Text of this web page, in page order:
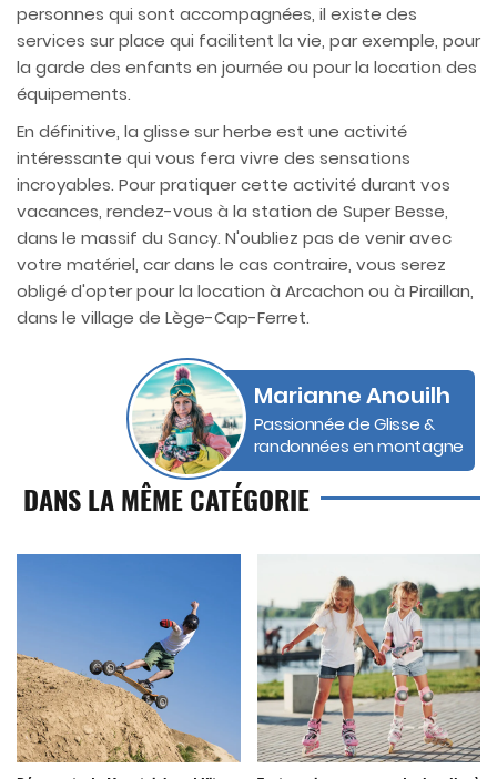
personnes qui sont accompagnées, il existe des
services sur place qui facilitent la vie, par exemple, pour
la garde des enfants en journée ou pour la location des
équipements.
En définitive, la glisse sur herbe est une activité
intéressante qui vous fera vivre des sensations
incroyables. Pour pratiquer cette activité durant vos
vacances, rendez-vous à la station de Super Besse,
dans le massif du Sancy. N'oubliez pas de venir avec
votre matériel, car dans le cas contraire, vous serez
obligé d'opter pour la location à Arcachon ou à Piraillan,
dans le village de Lège-Cap-Ferret.
Marianne Anouilh
Passionnée de Glisse &
randonnées en montagne
DANS LA MÊME CATÉGORIE